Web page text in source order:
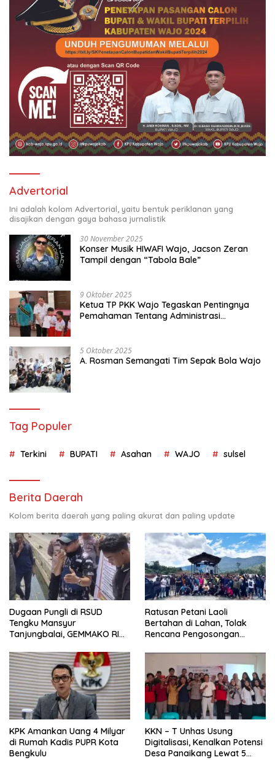
Advertorial
Ini adalah kolom Advertorial, yaitu bentuk periklanan yang
disajikan dengan gaya bahasa jurnalistik
30 November 2025
Konser Musik HIWAFI Wajo, Jacson Zeran
Tampil dengan “Tabola Bale”
9 Oktober 2025
Ketua TP PKK Wajo Tegaskan Pentingnya
Pemahaman Tentang Administrasi
5 Oktober 2025
A. Rosman Semangati Tim Sepak Bola Wajo
Tag Populer
Terkini BUPATI Asahan WAJO sulsel
Berita Daerah
Kolom berita daerah yang paling akurat dan paling update
Dugaan Pungli di RSUD
Tengku Mansyur
Tanjungbalai, GEMMAKO RI
Tuntas
Ratusan Petani Laoli
Bertahan di Lahan, Tolak
Rencana Pengosongan
KPK Amankan Uang 4 Milyar
di Rumah Kadis PUPR Kota
Bengkulu
KKN – T Unhas Usung
Digitalisasi, Kenalkan Potensi
Desa Panaikang Lewat 5